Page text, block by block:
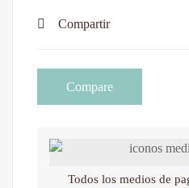
Compartir
Compare
Todos los medios de